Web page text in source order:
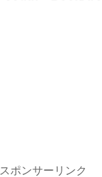
スポンサーリンク